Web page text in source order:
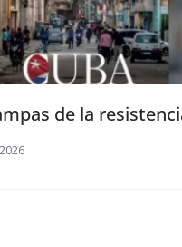
de la